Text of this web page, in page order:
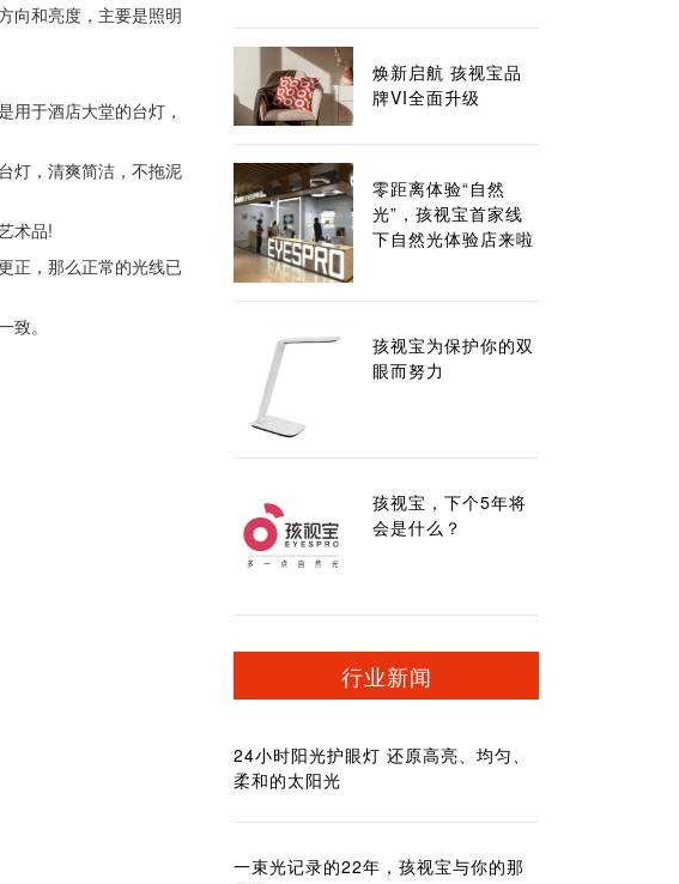
向和亮度，主要是照明
用于酒店大堂的台灯，
灯，清爽简洁，不拖泥
术品!
正，那么正常的光线已
。
焕新启航 孩视宝品
牌VI全面升级
零距离体验“自然
光”，孩视宝首家线
下自然光体验店来啦
孩视宝为保护你的双
眼而努力
孩视宝，下个5年将
会是什么？
行业新闻
24小时阳光护眼灯 还原高亮、均匀、
柔和的太阳光
一束光记录的22年，孩视宝与你的那